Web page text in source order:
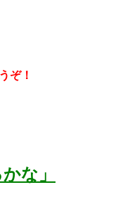
ぞ！
な」